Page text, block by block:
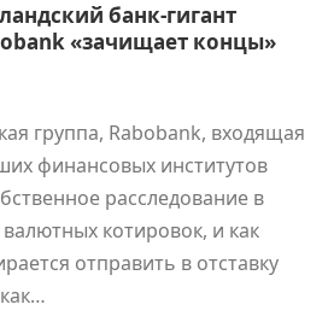
банк-гигант
«зачищает концы»
группа, Rabobank, входящая
финансовых институтов
расследование в
котировок, и как
отправить в отставку